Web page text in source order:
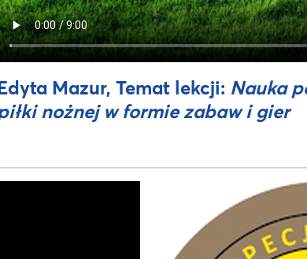
Mazur, Temat lekcji: Nauka
nożnej w formie zabaw i gier